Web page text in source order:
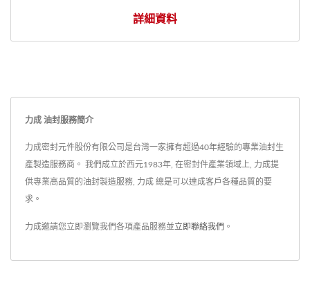
詳細資料
力成 油封服務簡介
力成密封元件股份有限公司是台灣一家擁有超過40年經驗的專業油封生
產製造服務商。 我們成立於西元1983年, 在密封件產業領域上, 力成提
供專業高品質的油封製造服務, 力成 總是可以達成客戶各種品質的要
求。
力成邀請您立即瀏覽我們各項產品服務並立即聯絡我們 。